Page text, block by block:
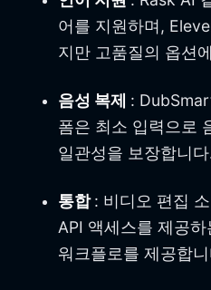
어를 지원하며,
지만 고품질의 옵션
음성 복제 :
폼은 최소 입력으로
일관성을 보장합니
통합: 비디오 편집
API 액세스를 제공
워크플로를 제공합